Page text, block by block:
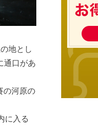
地とし
通口があ
の河原の
に入る